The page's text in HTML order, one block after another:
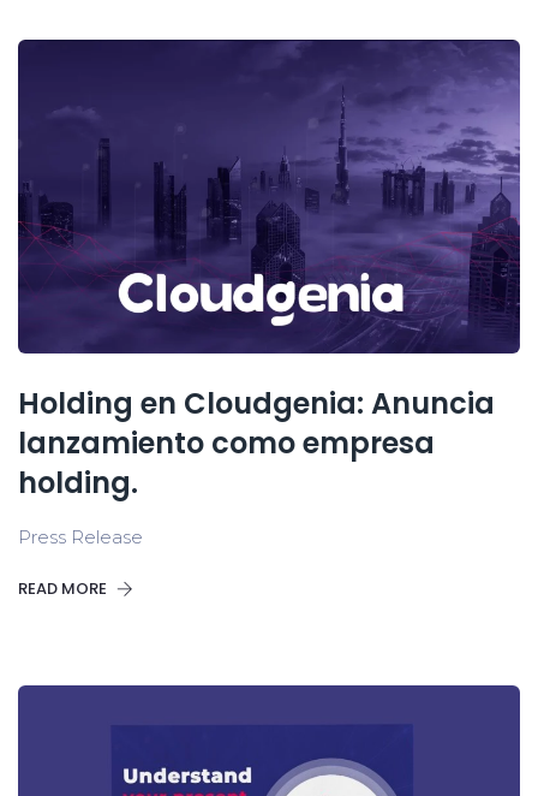
Holding en Cloudgenia: Anuncia
lanzamiento como empresa
holding.
Press Release
READ MORE